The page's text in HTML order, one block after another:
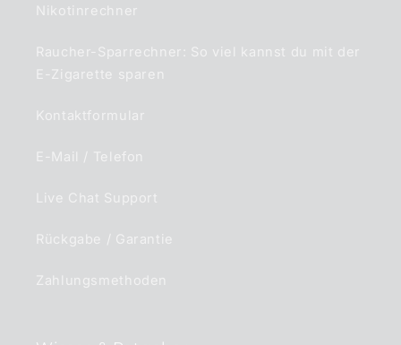
Nikotinrechner
Raucher-Sparrechner: So viel kannst du mit der
E-Zigarette sparen
Kontaktformular
E-Mail / Telefon
Live Chat Support
Rückgabe / Garantie
Zahlungsmethoden